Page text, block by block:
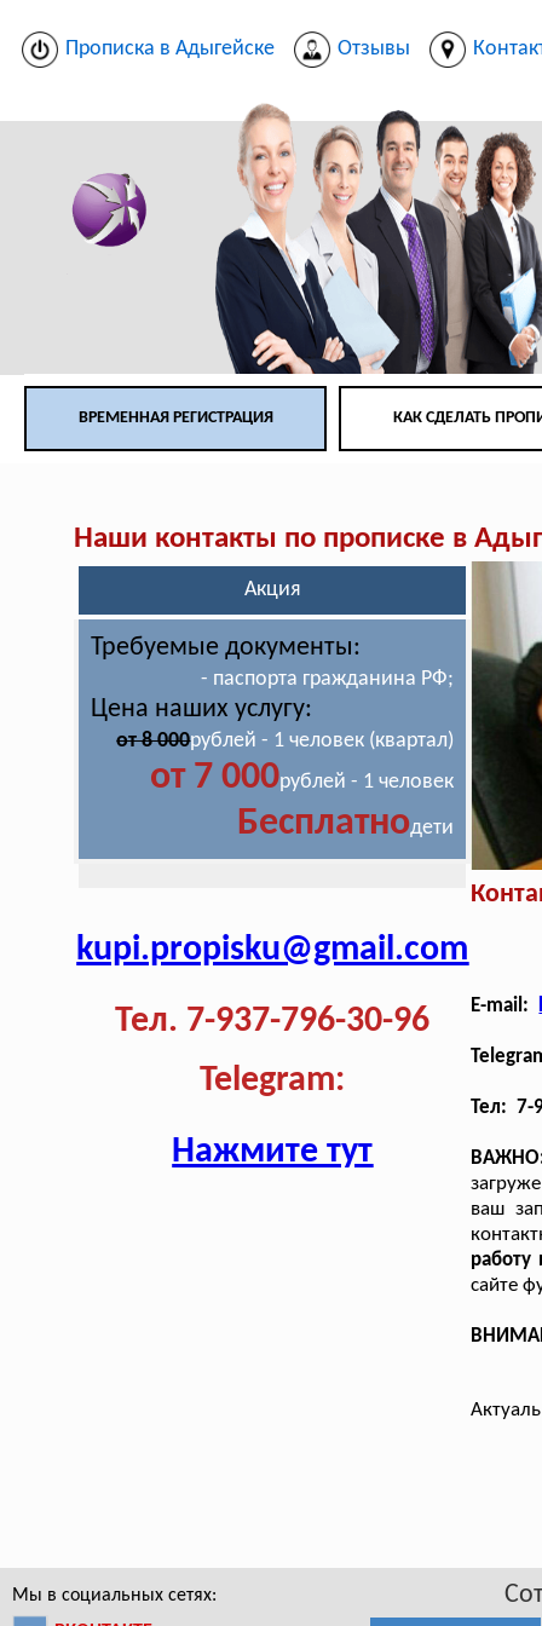
Прописка в Адыгейске Отзывы
ВРЕМЕННАЯ РЕГИСТРАЦИЯ КАК СДЕЛАТЬ
Наши контакты по прописке в
Акция
Требуемые документы:
- паспорта гражданина РФ;
Цена наших услугу:
от 8 000рублей - 1 человек (квартал)
от 7 000рублей - 1 человек
Бесплатнодети
kupi.propisku@gmail.com
Тел. 7-937-796-30-96
Telegram:
Нажмите тут
E-mail:
Тел: 7-
ваш
сайте
Мы в социальных сетях: